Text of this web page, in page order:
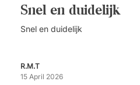
Snel en duidelijk
Snel en duidelijk
R.M.T
15 April 2026